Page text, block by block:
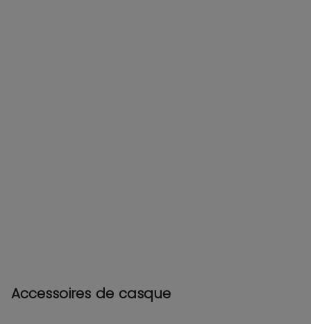
Accessoires de casque